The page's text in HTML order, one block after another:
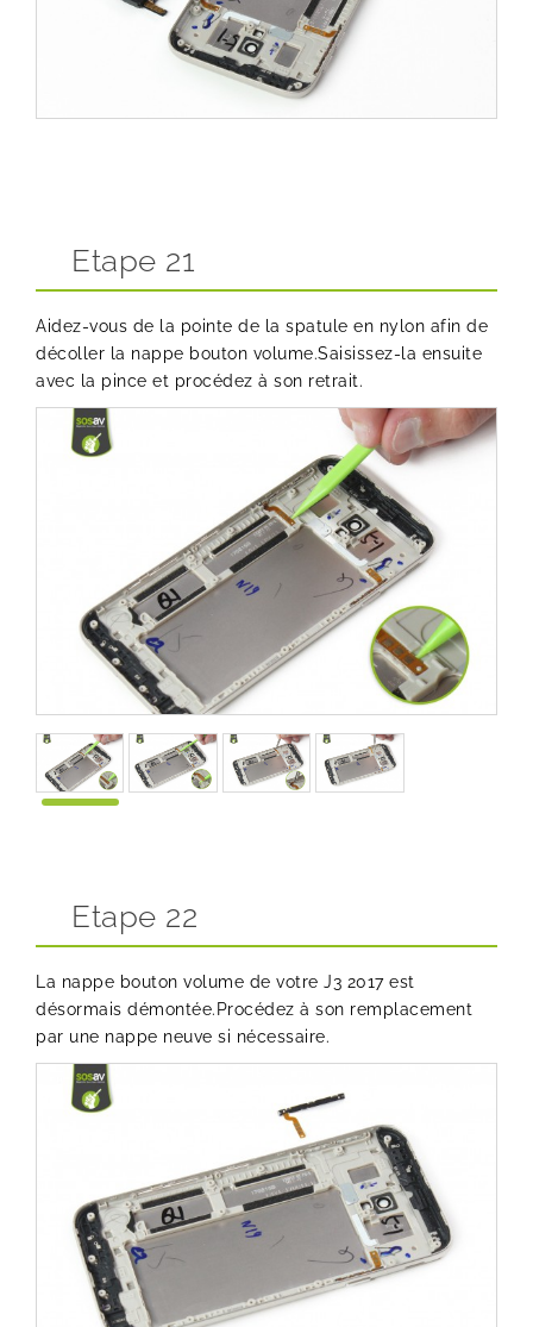
Etape 21
Aidez-vous de la pointe de la spatule en nylon afin de
décoller la nappe bouton volume.Saisissez-la ensuite
avec la pince et procédez à son retrait.
Etape 22
La nappe bouton volume de votre J3 2017 est
désormais démontée.Procédez à son remplacement
par une nappe neuve si nécessaire.